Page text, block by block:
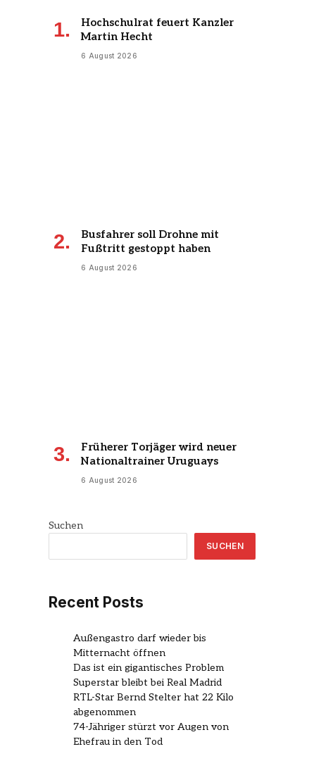
Hochschulrat feuert Kanzler
Martin Hecht
6 August 2026
Busfahrer soll Drohne mit
Fußtritt gestoppt haben
6 August 2026
Früherer Torjäger wird neuer
Nationaltrainer Uruguays
6 August 2026
Suchen
SUCHEN
Recent Posts
Außengastro darf wieder bis
Mitternacht öffnen
Das ist ein gigantisches Problem
Superstar bleibt bei Real Madrid
RTL-Star Bernd Stelter hat 22 Kilo
abgenommen
74-Jähriger stürzt vor Augen von
Ehefrau in den Tod